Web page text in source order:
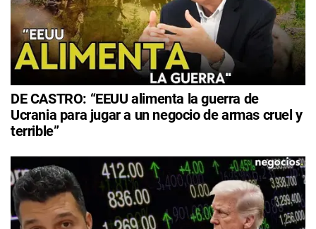
DE CASTRO: “EEUU alimenta la guerra de
Ucrania para jugar a un negocio de armas cruel y
terrible”